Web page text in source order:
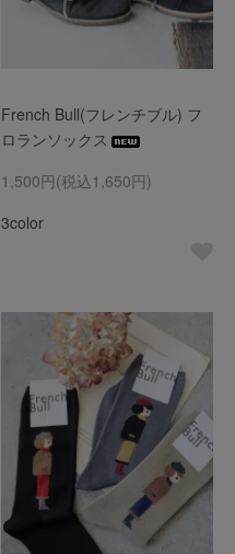
French Bull(フレンチブル) フ
ロランソックス
1,500円(税込1,650円)
3color